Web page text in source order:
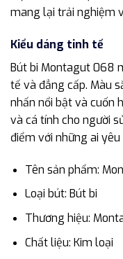
mang lại trải nghiệm
Kiểu dáng tinh tế
Bút bi Montagut 068
tế và đẳng cấp. Màu
nhấn nổi bật và cuốn
và cá tính cho người
điểm với những ai
Tên sản phẩm:
Loại bút: Bút bi
Thương hiệu:
Chất liệu: Kim loại